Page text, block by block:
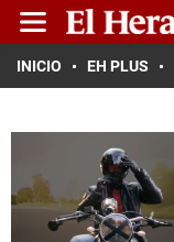
INICIO EH PLUS